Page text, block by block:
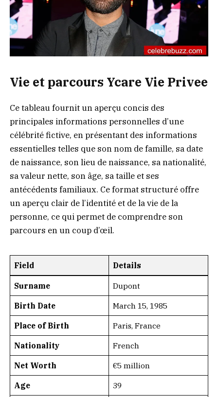
Vie et parcours Ycare Vie Privee
Ce tableau fournit un aperçu concis des
principales informations personnelles d’une
célébrité fictive, en présentant des informations
essentielles telles que son nom de famille, sa date
de naissance, son lieu de naissance, sa nationalité,
sa valeur nette, son âge, sa taille et ses
antécédents familiaux. Ce format structuré offre
un aperçu clair de l’identité et de la vie de la
personne, ce qui permet de comprendre son
parcours en un coup d’œil.
Field Details
Surname Dupont
Birth Date March 15, 1985
Place of Birth Paris, France
Nationality French
Net Worth €5 million
Age 39